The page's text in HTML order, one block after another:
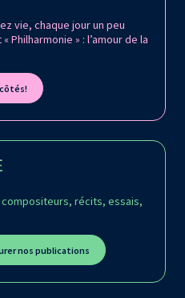
vie, chaque jour un peu
Philharmonie » : l’amour de la
récits, essais,
nos publications